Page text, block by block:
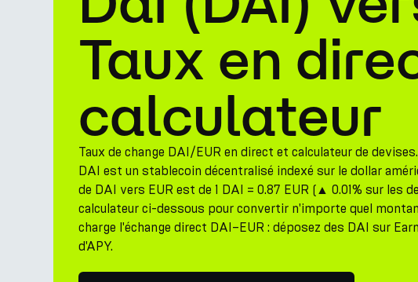
Calculatrices
PARK Token
Ressources
Entreprise
Taux en
calculateur
Taux de change DAI/EUR en direct et calculateur de devises.
DAI est un stablecoin décentralisé indexé sur le dollar
de DAI vers EUR est de 1 DAI = 0.87 EUR (▲ 0.01% sur les
calculateur ci-dessous pour convertir n'importe quel
charge l'échange direct DAI–EUR : déposez des DAI sur
d'APY.